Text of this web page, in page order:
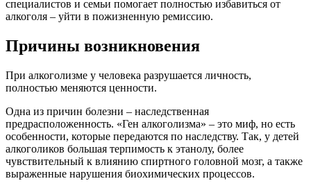
специалистов и семьи помогает полностью избавиться от
алкоголя – уйти в пожизненную ремиссию.
Причины возникновения
При алкоголизме у человека разрушается личность,
полностью меняются ценности.
Одна из причин болезни – наследственная
предрасположенность. «Ген алкоголизма» – это миф, но есть
особенности, которые передаются по наследству. Так, у детей
алкоголиков большая терпимость к этанолу, более
чувствительный к влиянию спиртного головной мозг, а также
выраженные нарушения биохимических процессов.